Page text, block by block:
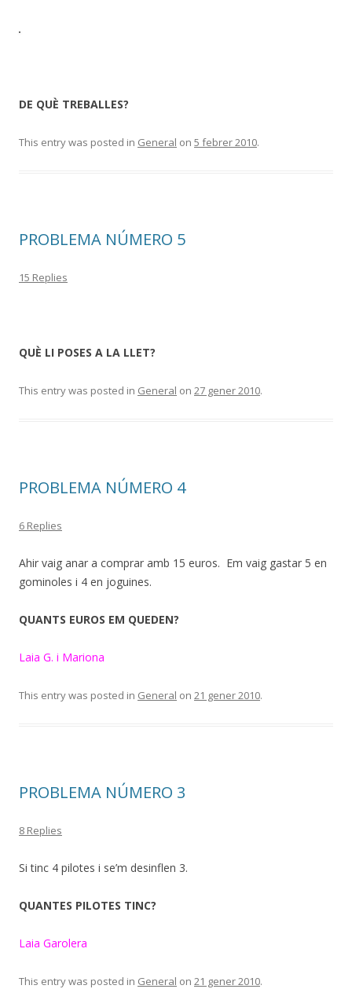
DE QUÈ TREBALLES?
This entry was posted in General on 5 febrer 2010.
PROBLEMA NÚMERO 5
15 Replies
QUÈ LI POSES A LA LLET?
This entry was posted in General on 27 gener 2010.
PROBLEMA NÚMERO 4
6 Replies
Ahir vaig anar a comprar amb 15 euros. Em vaig gastar 5 en
gominoles i 4 en joguines.
QUANTS EUROS EM QUEDEN?
Laia G. i Mariona
This entry was posted in General on 21 gener 2010.
PROBLEMA NÚMERO 3
8 Replies
Si tinc 4 pilotes i se’m desinflen 3.
QUANTES PILOTES TINC?
Laia Garolera
This entry was posted in General on 21 gener 2010.